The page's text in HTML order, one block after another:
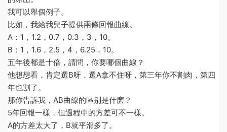
我可以舉個例子。
比如，我給我兒子提供兩條回報曲線。
A：1，1.2，0.7，0.3，3，10。
B：1，1.6，2.5，4，6.25，10。
五年後都是十倍，請問，你要哪個曲線？
他想想看，肯定選B呀，選A拿不住呀，第三年你不割肉，第四
年也割了。
那你告訴我，AB曲線的區别是什麽？
5年回報一樣，但過程中的方差可不一樣。
A的方差太大了，B就平滑多了。